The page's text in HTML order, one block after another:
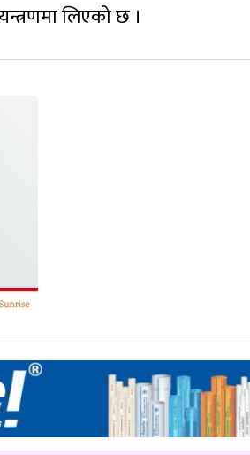
लिएको छ ।